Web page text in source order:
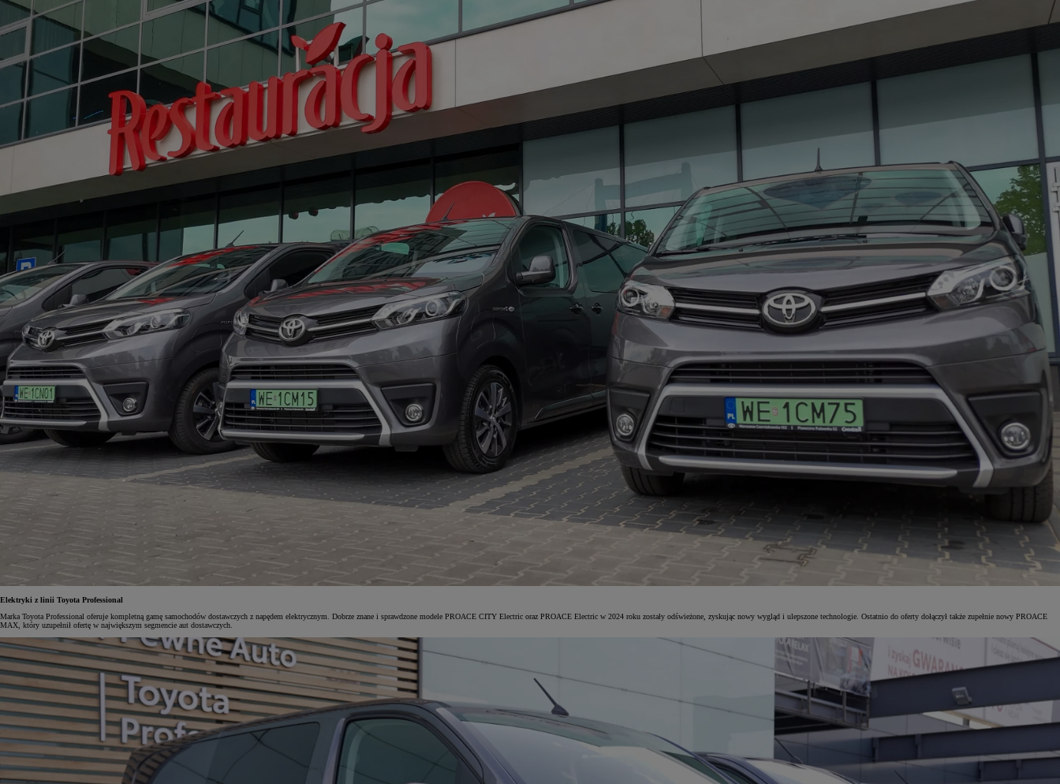
Od
105 300 zł
Corolla Hatchback
Elektryki z linii Toyota Professional
Marka Toyota Professional oferuje kompletną gamę samochodów dostawczych z napędem elektrycznym. Dobrze znane i sprawdzone modele PROACE CITY Electric oraz PROACE Electric w 2024 roku zostały odświeżone, zyskując nowy wygląd i ulepszone technologie. Ostatnio do oferty dołączył także zupełnie nowy PROACE
MAX, który uzupełnił ofertę w największym segmencie aut dostawczych.